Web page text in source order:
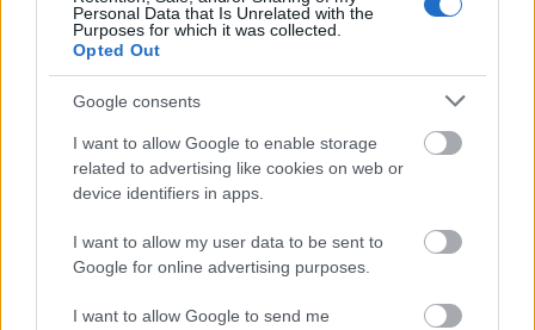
Personal Data that Is Unrelated with the
Purposes for which it was collected.
Opted Out
Google consents
I want to allow Google to enable storage
related to advertising like cookies on web or
device identifiers in apps.
I want to allow my user data to be sent to
Google for online advertising purposes.
I want to allow Google to send me
Másfélszeresére bővítik
Hódmezővásárhely jó hírű református
iskoláját
Látványos építési szakasz indult be a
Flórián téri felüljárón